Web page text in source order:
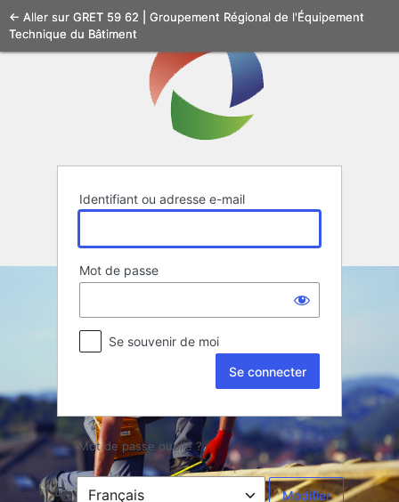
Se
connecter
Identifiant ou adresse e-mail
Mot de passe
Se souvenir de moi
Mot de passe oublié ?
← Aller sur GRET 59 62 | Groupement Régional de l'Équipement
Technique du Bâtiment
Langue